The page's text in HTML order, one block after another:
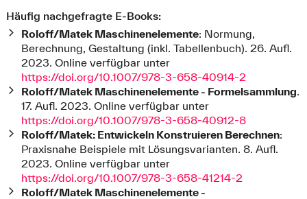
Häufig nachgefragte E-Books:
Roloff/Matek Maschinenelemente: Normung,
Berechnung, Gestaltung (inkl. Tabellenbuch). 26. Aufl.
2023. Online verfügbar unter
https://doi.org/10.1007/978-3-658-40914-2
Roloff/Matek Maschinenelemente - Formelsammlung.
17. Aufl. 2023. Online verfügbar unter
https://doi.org/10.1007/978-3-658-40912-8
Roloff/Matek: Entwickeln Konstruieren Berechnen:
Praxisnahe Beispiele mit Lösungsvarianten. 8. Aufl.
2023. Online verfügbar unter
https://doi.org/10.1007/978-3-658-41214-2
Roloff/Matek Maschinenelemente -